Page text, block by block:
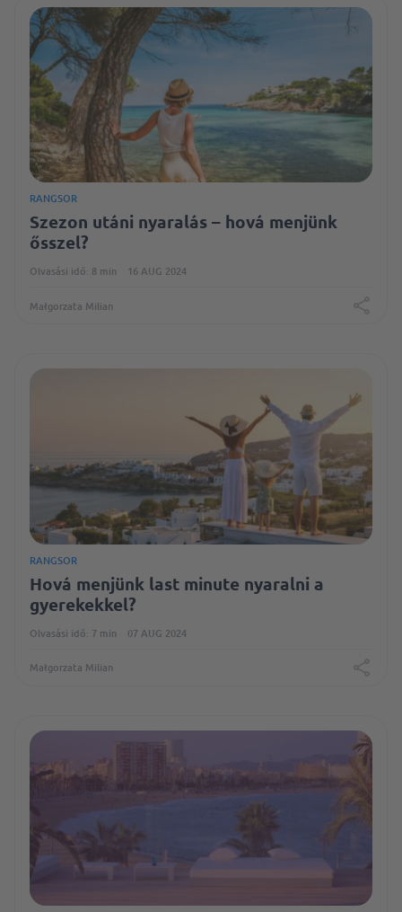
RANGSOR
Szezon utáni nyaralás – hová menjünk
ősszel?
Olvasási idő: 8 min 16 AUG 2024
Małgorzata Milian
RANGSOR
Hová menjünk last minute nyaralni a
gyerekekkel?
Olvasási idő: 7 min 07 AUG 2024
Małgorzata Milian